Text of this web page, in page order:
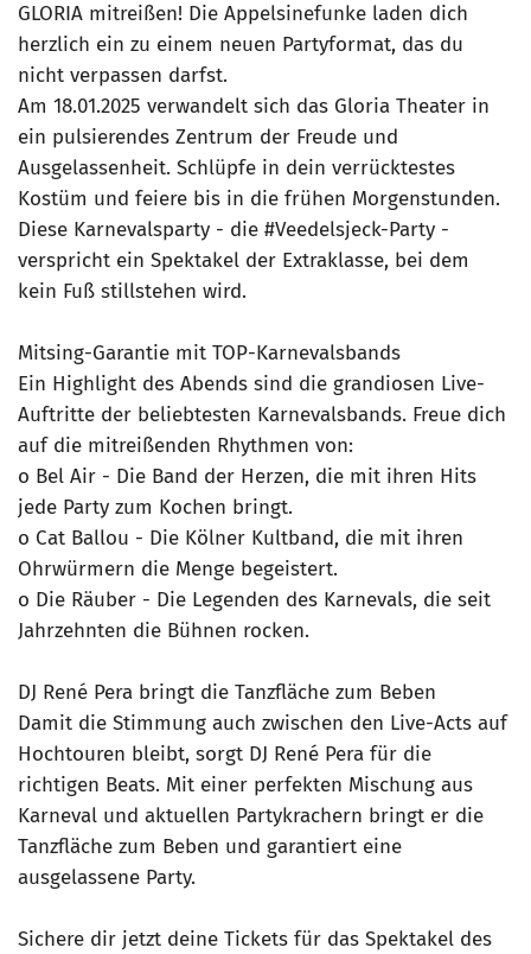
GLORIA mitreißen! Die Appelsinefunke laden dich
herzlich ein zu einem neuen Partyformat, das du
nicht verpassen darfst.
Am 18.01.2025 verwandelt sich das Gloria Theater in
ein pulsierendes Zentrum der Freude und
Ausgelassenheit. Schlüpfe in dein verrücktestes
Kostüm und feiere bis in die frühen Morgenstunden.
Diese Karnevalsparty - die #Veedelsjeck-Party -
verspricht ein Spektakel der Extraklasse, bei dem
kein Fuß stillstehen wird.
Mitsing-Garantie mit TOP-Karnevalsbands
Ein Highlight des Abends sind die grandiosen Live-
Auftritte der beliebtesten Karnevalsbands. Freue dich
auf die mitreißenden Rhythmen von:
o Bel Air - Die Band der Herzen, die mit ihren Hits
jede Party zum Kochen bringt.
o Cat Ballou - Die Kölner Kultband, die mit ihren
Ohrwürmern die Menge begeistert.
o Die Räuber - Die Legenden des Karnevals, die seit
Jahrzehnten die Bühnen rocken.
DJ René Pera bringt die Tanzfläche zum Beben
Damit die Stimmung auch zwischen den Live-Acts auf
Hochtouren bleibt, sorgt DJ René Pera für die
richtigen Beats. Mit einer perfekten Mischung aus
Karneval und aktuellen Partykrachern bringt er die
Tanzfläche zum Beben und garantiert eine
ausgelassene Party.
Sichere dir jetzt deine Tickets für das Spektakel des